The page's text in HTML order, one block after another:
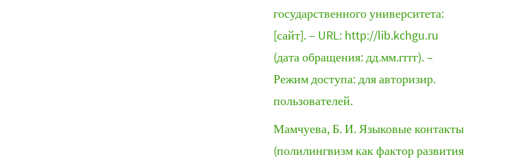
государственного университета:
[сайт]. – URL: http://lib.kchgu.ru
(дата обращения: дд.мм.гггг). –
Режим доступа: для авторизир.
пользователей.
Мамчуева, Б. И. Языковые контакты
(полилингвизм как фактор развития